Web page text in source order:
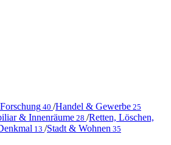
40 /Handel & Gewerbe 25
& Innenräume 28 /Retten, Löschen,
13 /Stadt & Wohnen 35